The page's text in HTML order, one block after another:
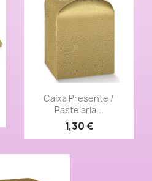
Vista rápida
Caixa Presente /
Pastelaria...
1,30 €